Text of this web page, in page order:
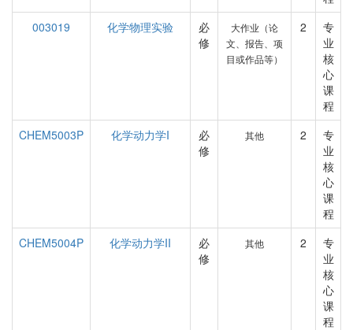
003019
化学物理实验
必
修
大作业（论
文、报告、项
目或作品等）
2
专
业
核
心
课
程
CHEM5003P
化学动力学I
必
修
其他 2
专
业
核
心
课
程
CHEM5004P
化学动力学II
必
修
其他 2
专
业
核
心
课
程